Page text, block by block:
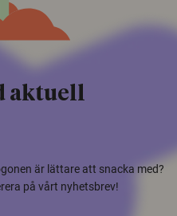
aktuell
är lättare att snacka med?
på vårt nyhetsbrev!